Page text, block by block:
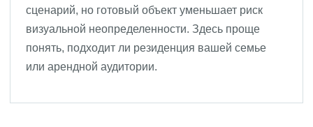
сценарий, но готовый объект уменьшает риск
визуальной неопределенности. Здесь проще
понять, подходит ли резиденция вашей семье
или арендной аудитории.